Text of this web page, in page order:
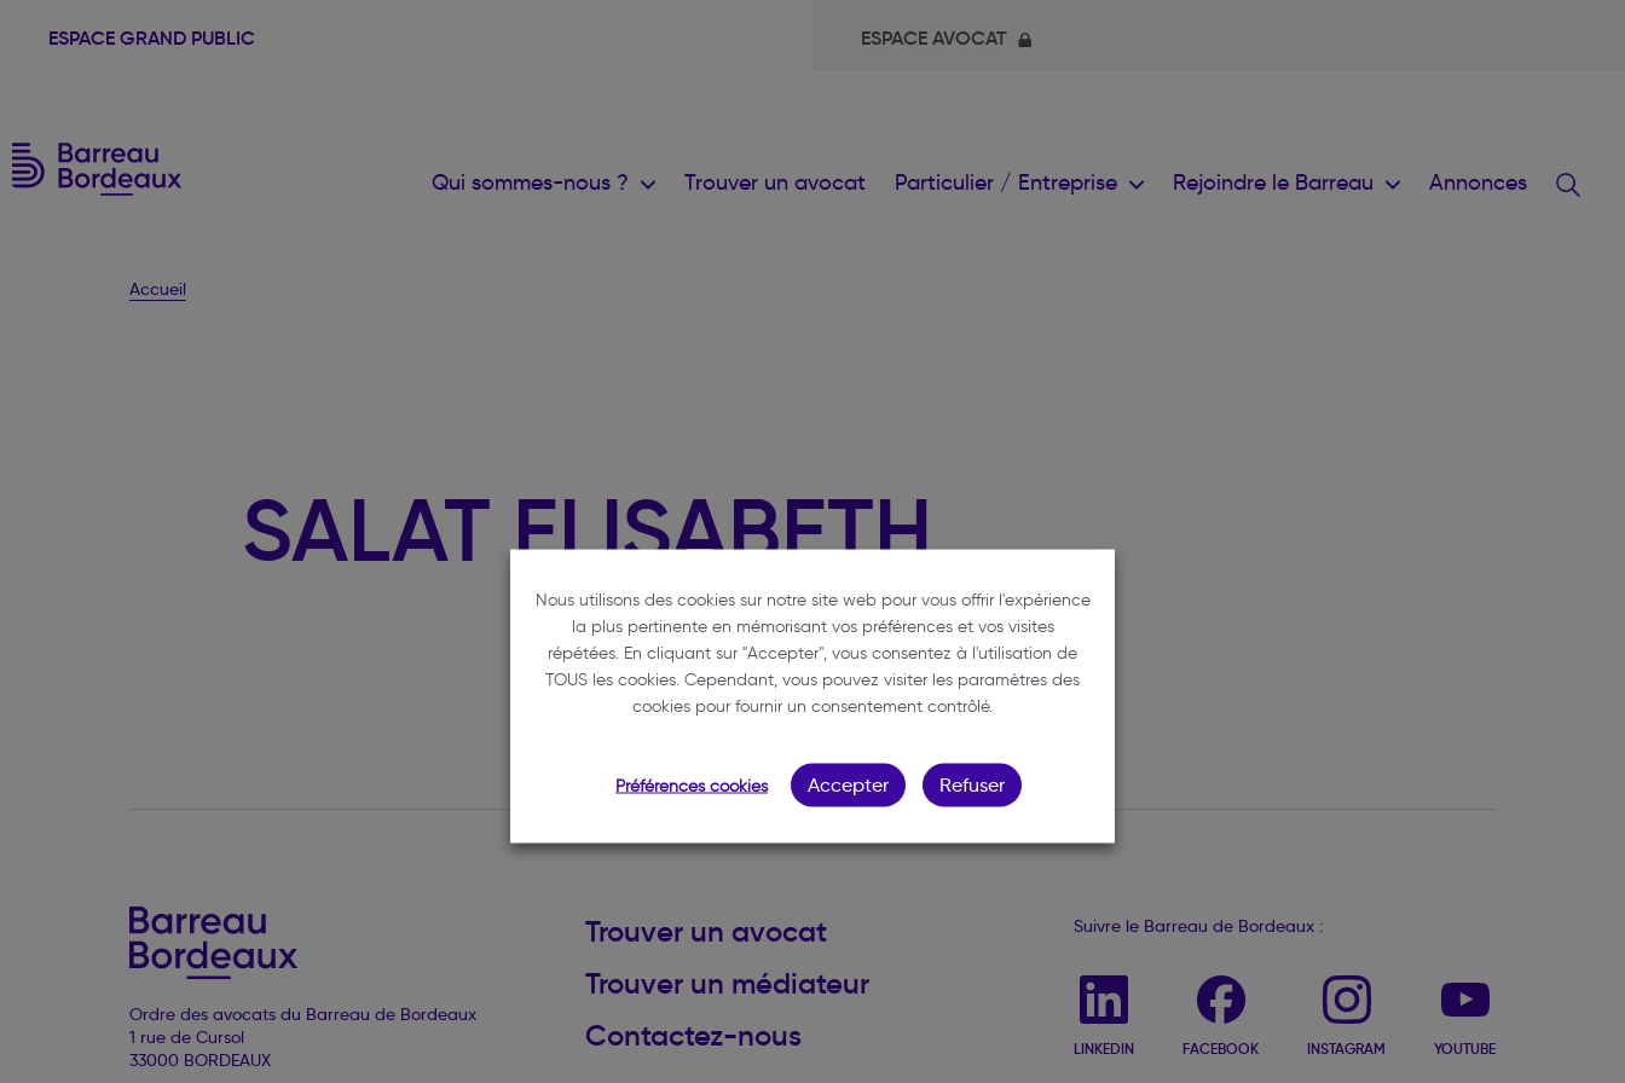
ESPACE GRAND PUBLIC ESPACE AVOCAT
Qui sommes-nous ? Trouver un avocat Particulier / Entreprise Rejoindre le Barreau Annonces
Accueil
SALAT ELISABETH
Haut de page
Ordre des avocats du Barreau de Bordeaux
1 rue de Cursol
33000 BORDEAUX
Trouver un avocat
Trouver un médiateur
Contactez-nous
Suivre le Barreau de Bordeaux :
LINKEDIN FACEBOOK INSTAGRAM YOUTUBE
Nous utilisons des cookies sur notre site web pour vous offrir l'expérience
la plus pertinente en mémorisant vos préférences et vos visites
répétées. En cliquant sur "Accepter", vous consentez à l'utilisation de
TOUS les cookies. Cependant, vous pouvez visiter les paramètres des
cookies pour fournir un consentement contrôlé.
Préférences cookies Accepter Refuser